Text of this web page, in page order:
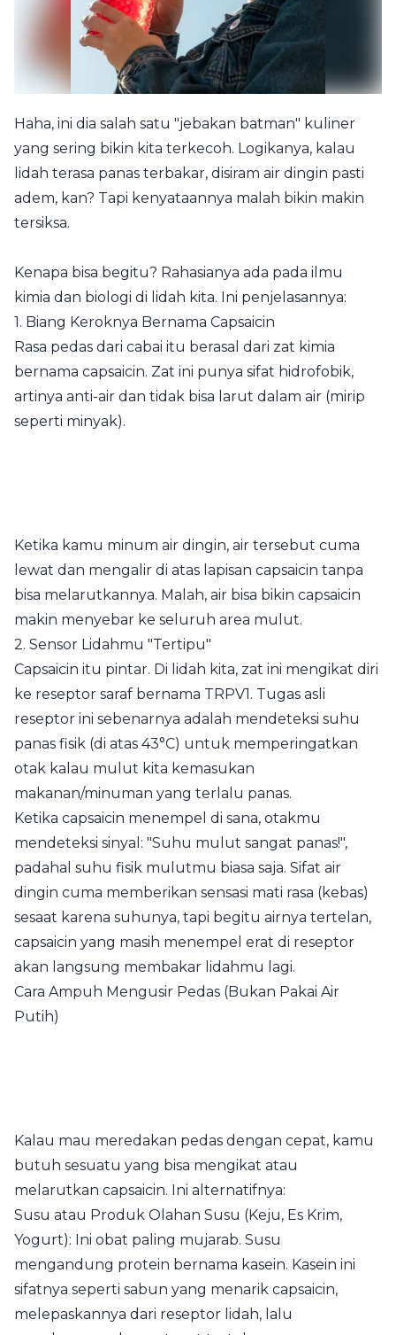
Haha, ini dia salah satu "jebakan batman" kuliner
yang sering bikin kita terkecoh. Logikanya, kalau
lidah terasa panas terbakar, disiram air dingin pasti
adem, kan? Tapi kenyataannya malah bikin makin
tersiksa.
Kenapa bisa begitu? Rahasianya ada pada ilmu
kimia dan biologi di lidah kita. Ini penjelasannya:
1. Biang Keroknya Bernama Capsaicin
Rasa pedas dari cabai itu berasal dari zat kimia
bernama capsaicin. Zat ini punya sifat hidrofobik,
artinya anti-air dan tidak bisa larut dalam air (mirip
seperti minyak).
Ketika kamu minum air dingin, air tersebut cuma
lewat dan mengalir di atas lapisan capsaicin tanpa
bisa melarutkannya. Malah, air bisa bikin capsaicin
makin menyebar ke seluruh area mulut.
2. Sensor Lidahmu "Tertipu"
Capsaicin itu pintar. Di lidah kita, zat ini mengikat diri
ke reseptor saraf bernama TRPV1. Tugas asli
reseptor ini sebenarnya adalah mendeteksi suhu
panas fisik (di atas 43°C) untuk memperingatkan
otak kalau mulut kita kemasukan
makanan/minuman yang terlalu panas.
Ketika capsaicin menempel di sana, otakmu
mendeteksi sinyal: "Suhu mulut sangat panas!",
padahal suhu fisik mulutmu biasa saja. Sifat air
dingin cuma memberikan sensasi mati rasa (kebas)
sesaat karena suhunya, tapi begitu airnya tertelan,
capsaicin yang masih menempel erat di reseptor
akan langsung membakar lidahmu lagi.
Cara Ampuh Mengusir Pedas (Bukan Pakai Air
Putih)
Kalau mau meredakan pedas dengan cepat, kamu
butuh sesuatu yang bisa mengikat atau
melarutkan capsaicin. Ini alternatifnya:
Susu atau Produk Olahan Susu (Keju, Es Krim,
Yogurt): Ini obat paling mujarab. Susu
mengandung protein bernama kasein. Kasein ini
sifatnya seperti sabun yang menarik capsaicin,
melepaskannya dari reseptor lidah, lalu